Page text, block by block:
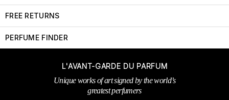
FREE RETURNS
PERFUME FINDER
L'AVANT-GARDE DU PARFUM
Unique works of art signed by the world’s
greatest perfumers